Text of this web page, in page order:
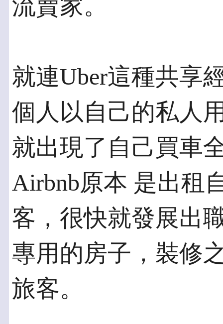
流賣家。
就連Uber這種共享
個人以自己的私人
就出現了自己買車
Airbnb原本 是出租
客，很快就發展出
專用的房子，裝修
旅客。